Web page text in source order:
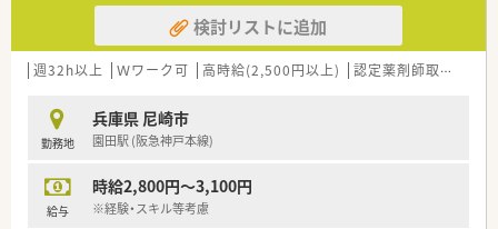
検討リストに追加
週32h以上 Ｗワーク可 高時給(2,500円以上) 認定薬剤師取得支援あり
勤務地
兵庫県 尼崎市
園田駅 (阪急神戸本線)
給与
時給2,800円～3,100円
※経験・スキル等考慮